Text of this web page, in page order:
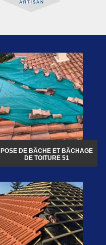
POSE DE BÂCHE ET BÂCHAGE
DE TOITURE 51